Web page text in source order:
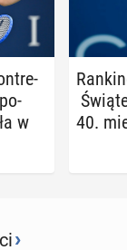
w
40.
›